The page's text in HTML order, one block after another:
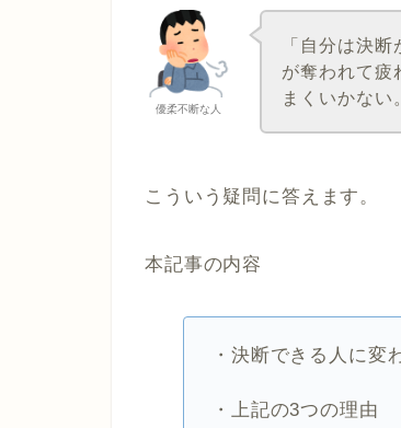
優柔不断な人
「自分は決
が奪われて疲
まくいかない
こういう疑問に答えます。
本記事の内容
・決断できる人に変
・上記の3つの理由